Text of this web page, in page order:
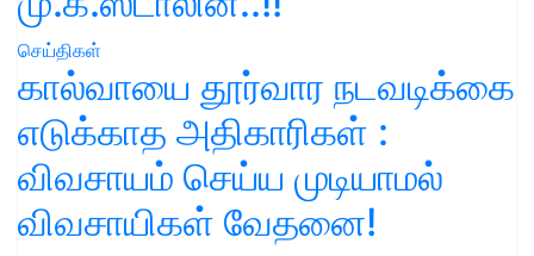
செய்திகள்
கால்வாயை தூர்வார நடவடிக்கை
எடுக்காத அதிகாரிகள் :
விவசாயம் செய்ய முடியாமல்
விவசாயிகள் வேதனை!